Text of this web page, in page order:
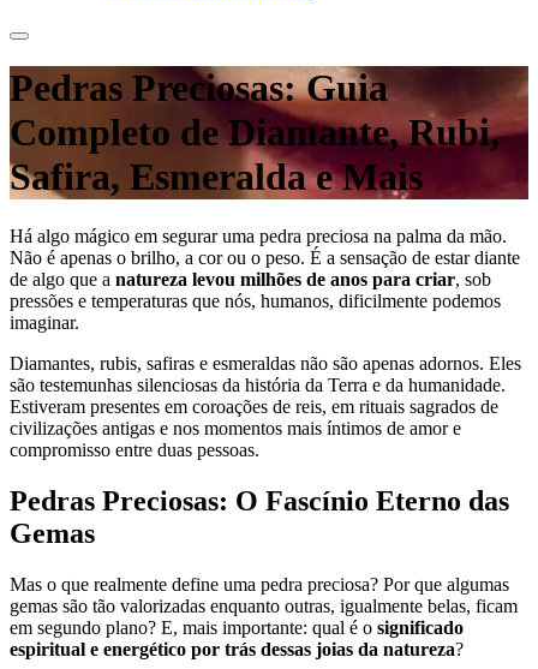
Pedras Preciosas: Guia
Completo de Diamante, Rubi,
Safira, Esmeralda e Mais
Há algo mágico em segurar uma pedra preciosa na palma da mão.
Não é apenas o brilho, a cor ou o peso. É a sensação de estar diante
de algo que a natureza levou milhões de anos para criar, sob
pressões e temperaturas que nós, humanos, dificilmente podemos
imaginar.
Diamantes, rubis, safiras e esmeraldas não são apenas adornos. Eles
são testemunhas silenciosas da história da Terra e da humanidade.
Estiveram presentes em coroações de reis, em rituais sagrados de
civilizações antigas e nos momentos mais íntimos de amor e
compromisso entre duas pessoas.
Pedras Preciosas: O Fascínio Eterno das
Gemas
Mas o que realmente define uma pedra preciosa? Por que algumas
gemas são tão valorizadas enquanto outras, igualmente belas, ficam
em segundo plano? E, mais importante: qual é o significado
espiritual e energético por trás dessas joias da natureza?